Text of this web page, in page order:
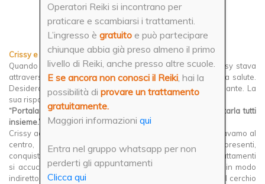
349.4281797
info@lalbadelreiki.it
Crissy e il potere del Reiki
Quando mi sono avvicinata al Reiki, la mia cagnolina Crissy stava
attraversando uno dei suoi tanti momenti delicati legati alla salute.
Desideravo tanto aiutarla e chiesi consiglio al mio insegnante. La
sua risposta fu semplice, ma preziosa:
“Portala con te alle serate di scambio Reiki. Potremo trattarla tutti
insieme.”
Crissy accolse l’idea con entusiasmo. Ogni volta che arrivavamo al
centro, si prendeva il suo tempo per salutare tutti i presenti,
conquistandosi il ruolo di mascotte del gruppo. Durante i trattamenti
si accucciava tranquilla sotto i lettini, assorbendo il Reiki in modo
indiretto. Ma il momento magico arrivava alla fine, durante il cerchio
Operatori Reiki si incontrano per
praticare e scambiarsi i trattamenti.
L’ingresso ègratuito e può partecipare
chiunque abbia già preso almeno il primo
livello di Reiki, anche presso altre scuole.
E se ancora non conosci il Reiki, hai la
possibilità diprovare un trattamento
gratuitamente.
Maggiori informazioniqui
Entra nel gruppo whatsapp per non
perderti gli appuntamenti
Clicca qui